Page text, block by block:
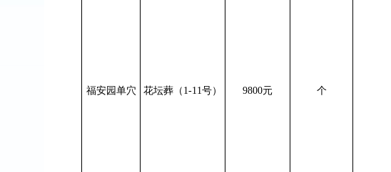
福安园单穴 花坛葬（ 1-11号） 9800元 个